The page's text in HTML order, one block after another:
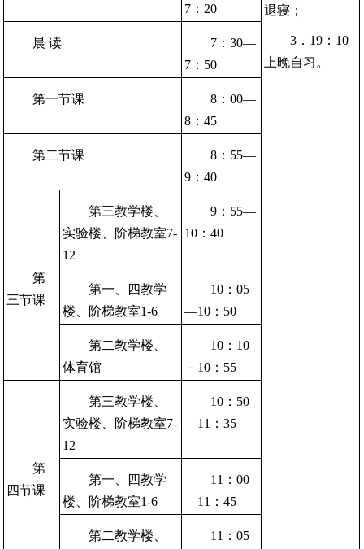
退寝；
3．19：10
上晚自习。
7：20
晨 读
7：30—
7：50
第一节课
8：00—
8：45
第二节课
8：55—
9：40
第
三节课
第三教学楼、
实验楼、阶梯教室7-
12
9：55—
10：40
第一、四教学
楼、阶梯教室1-6
10：05
—10：50
第二教学楼、
体育馆
10：10
－10：55
第
四节课
第三教学楼、
实验楼、阶梯教室7-
12
10：50
—11：35
第一、四教学
楼、阶梯教室1-6
11：00
—11：45
第二教学楼、
11：05